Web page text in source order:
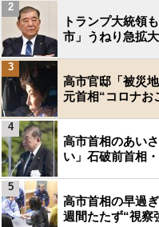
トランプ大統領
市」うねり急拡
2
高市官邸「被災
元首相“コロナお
3
高市首相のあい
い」石破前首相
4
高市首相の早過
週間たたず“視察
5